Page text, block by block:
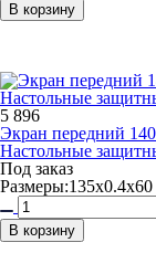
В корзину
5 896
Экран передний
Настольные
Под заказ
В корзину